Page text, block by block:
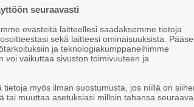
5
EA
6
seuraavasti
evästeitä laitteellesi saadaksemme tietoja
sekä laitteesi ominaisuuksista.
ja teknologiakumppaneihimme
voi vaikuttaa sivuston toimivuuteen ja
myös ilman suostumusta, jos niillä on
tai muuttaa asetuksiasi milloin tahansa